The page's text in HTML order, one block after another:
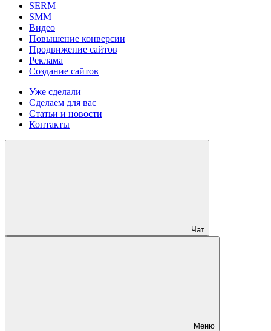
SERM
SMM
Видео
Повышение конверсии
Продвижение сайтов
Реклама
Создание сайтов
Уже сделали
Сделаем для вас
Статьи и новости
Контакты
Чат
Меню